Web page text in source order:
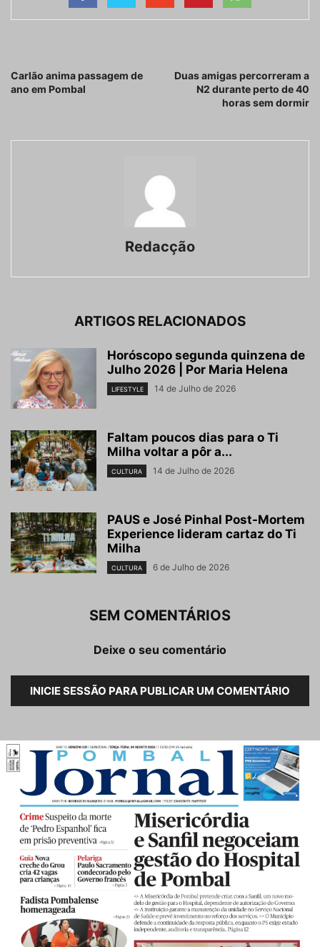
Carlão anima passagem de
ano em Pombal
Duas amigas percorreram a
N2 durante perto de 40
horas sem dormir
Redacção
ARTIGOS RELACIONADOS
Horóscopo segunda quinzena de
Julho 2026 | Por Maria Helena
LIFESTYLE 14 de Julho de 2026
Faltam poucos dias para o Ti
Milha voltar a pôr a...
CULTURA 14 de Julho de 2026
PAUS e José Pinhal Post-Mortem
Experience lideram cartaz do Ti
Milha
CULTURA 6 de Julho de 2026
SEM COMENTÁRIOS
Deixe o seu comentário
INICIE SESSÃO PARA PUBLICAR UM COMENTÁRIO